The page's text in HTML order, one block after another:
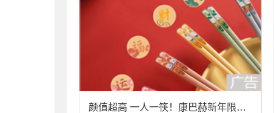
颜值超高 一人一筷！康巴赫新年限定